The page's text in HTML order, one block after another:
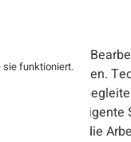
intelligenten
zu lösen.
intelligent zu
durch intelligente
die
sie funktioniert.